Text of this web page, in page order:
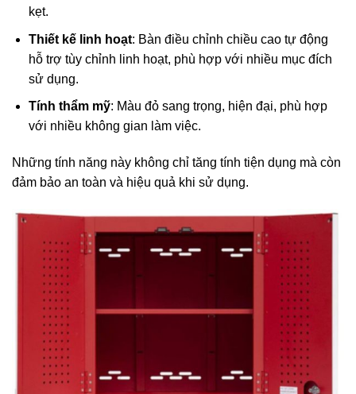
kẹt.
Thiết kế linh hoạt: Bàn điều chỉnh chiều cao tự động
hỗ trợ tùy chỉnh linh hoạt, phù hợp với nhiều mục đích
sử dụng.
Tính thẩm mỹ: Màu đỏ sang trọng, hiện đại, phù hợp
với nhiều không gian làm việc.
Những tính năng này không chỉ tăng tính tiện dụng mà còn
đảm bảo an toàn và hiệu quả khi sử dụng.